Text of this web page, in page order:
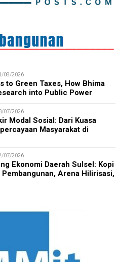
08/2026
to Green Taxes, How Bhima
into Public Power
07/2026
Modal Sosial: Dari Kuasa
Masyarakat di
07/2026
Ekonomi Daerah Sulsel: Kopi
Arena Hilirisasi,